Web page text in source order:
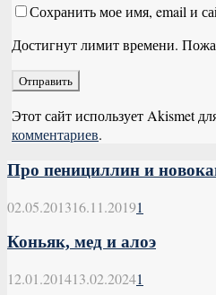
Сохранить мое имя, email и
Достигнут лимит времени.
Этот сайт использует Akismet
комментариев.
Про пенициллин и
02.05.201316.11.20191
Коньяк, мед и алоэ
12.01.201413.02.20241